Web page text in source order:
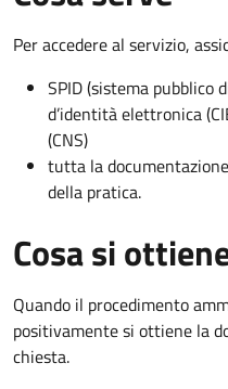
Per accedere al servizio,
SPID (sistema pubblico
d’identità elettronica
(CNS)
tutta la
della pratica.
Cosa si
Quando il procedimento
positivamente si ottiene la
chiesta.